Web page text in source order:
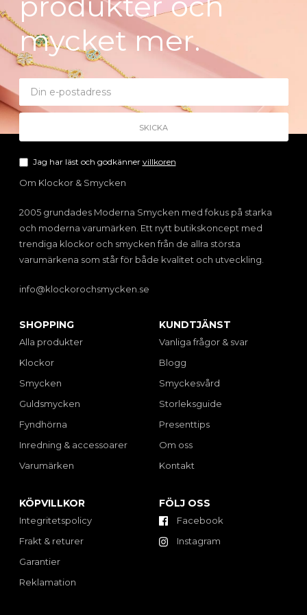
mycket mer.
Jag har läst och godkänner villkoren
Om Klockor & Smycken
2005 grundades Moderna Smycken med fokus på starka
och moderna varumärken. Ett nytt butikskoncept med
trendiga klockor och smycken från de allra största
varumärkena som står för både kvalitet och utveckling.
info@klockorochsmycken.se
SHOPPING
Alla produkter
Klockor
Smycken
Guldsmycken
Fyndhörna
Inredning & accessoarer
Varumärken
KUNDTJÄNST
Vanliga frågor & svar
Blogg
Smyckesvård
Storleksguide
Presenttips
Om oss
Kontakt
KÖPVILLKOR
Integritetspolicy
Frakt & returer
Garantier
Reklamation
FÖLJ OSS
Facebook
Instagram